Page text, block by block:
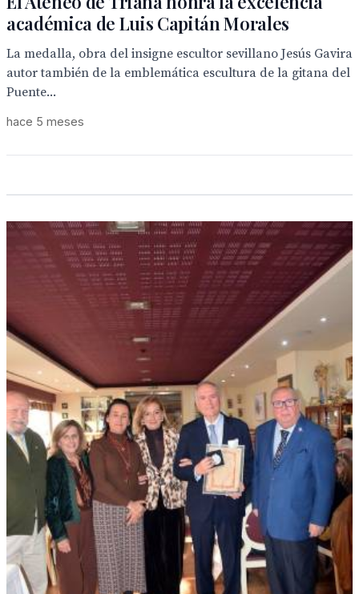
académica de Luis Capitán Morales
La medalla, obra del insigne escultor sevillano Jesús Gavira
autor también de la emblemática escultura de la gitana del
Puente...
hace 5 meses